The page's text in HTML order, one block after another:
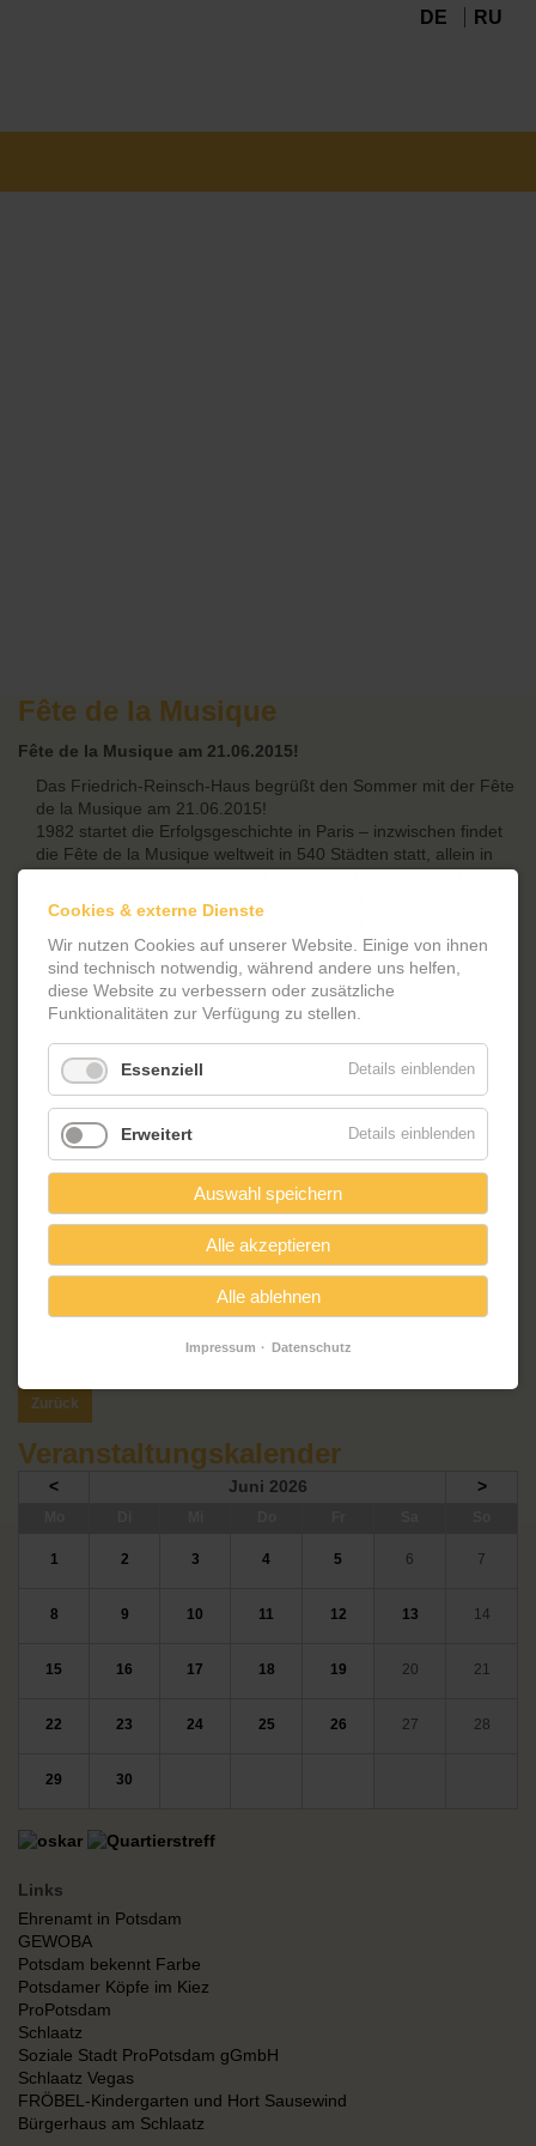
DE RU
Fête de la Musique
Fête de la Musique am 21.06.2015!
Das Friedrich-Reinsch-Haus begrüßt den Sommer mit der Fête
de la Musique am 21.06.2015!
1982 startet die Erfolgsgeschichte in Paris – inzwischen findet
die Fête de la Musique weltweit in 540 Städten statt, allein in
Der Besuch der Veranstaltung ist kostenfrei.
Zurück
Veranstaltungskalender
< Juni 2026 >
1 2 3 4 5 6 7
8 9 10 11 12 13 14
15 16 17 18 19 20 21
22 23 24 25 26 27 28
29 30
Links
Ehrenamt in Potsdam
GEWOBA
Potsdam bekennt Farbe
Potsdamer Köpfe im Kiez
ProPotsdam
Schlaatz
Soziale Stadt ProPotsdam gGmbH
Schlaatz Vegas
FRÖBEL-Kindergarten und Hort Sausewind
Bürgerhaus am Schlaatz
Cookies & externe Dienste
Wir nutzen Cookies auf unserer Website. Einige von ihnen
sind technisch notwendig, während andere uns helfen,
diese Website zu verbessern oder zusätzliche
Funktionalitäten zur Verfügung zu stellen.
Essenziell Details einblenden
Erweitert Details einblenden
Auswahl speichern
Alle akzeptieren
Alle ablehnen
Impressum Datenschutz